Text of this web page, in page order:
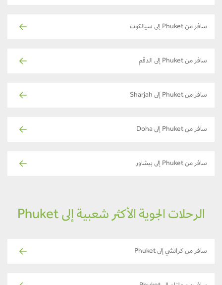
سافر من Phuket إلى سيالكوت
سافر من Phuket إلى الدقم
سافر من Phuket إلى Sharjah
سافر من Phuket إلى Doha
سافر من Phuket إلى بيشاور
الرحلات الجوية الأكثر شعبية إلى Phuket
سافر من كراتشي إلى Phuket